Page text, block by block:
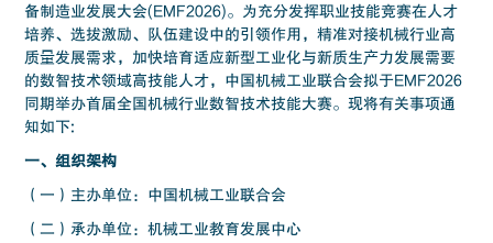
备制造业发展大会(EMF2026)。为充分发挥职业技能竞赛在人才
培养、选拔激励、队伍建设中的引领作用，精准对接机械行业高
质量发展需求，加快培育适应新型工业化与新质生产力发展需要
的数智技术领域高技能人才，中国机械工业联合会拟于EMF2026
同期举办首届全国机械行业数智技术技能大赛。现将有关事项通
知如下:
一、组织架构
（一）主办单位：中国机械工业联合会
（二）承办单位：机械工业教育发展中心